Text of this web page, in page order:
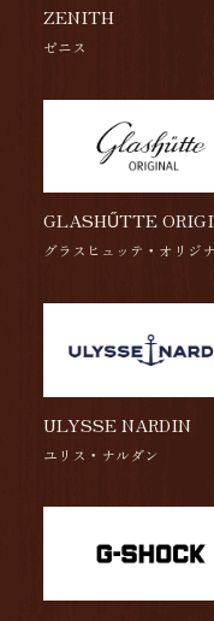
ZENITH
ゼニス
GLASHŰTTE
グラスヒュッテ・オリジ
ULYSSE NARDIN
ユリス・ナルダン